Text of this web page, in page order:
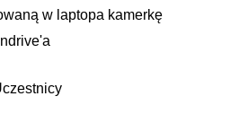
w laptopa kamerkę